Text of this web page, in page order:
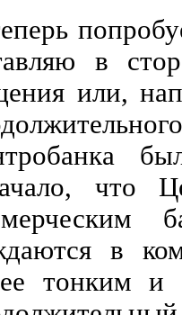
в
или,
что
в
тонким и